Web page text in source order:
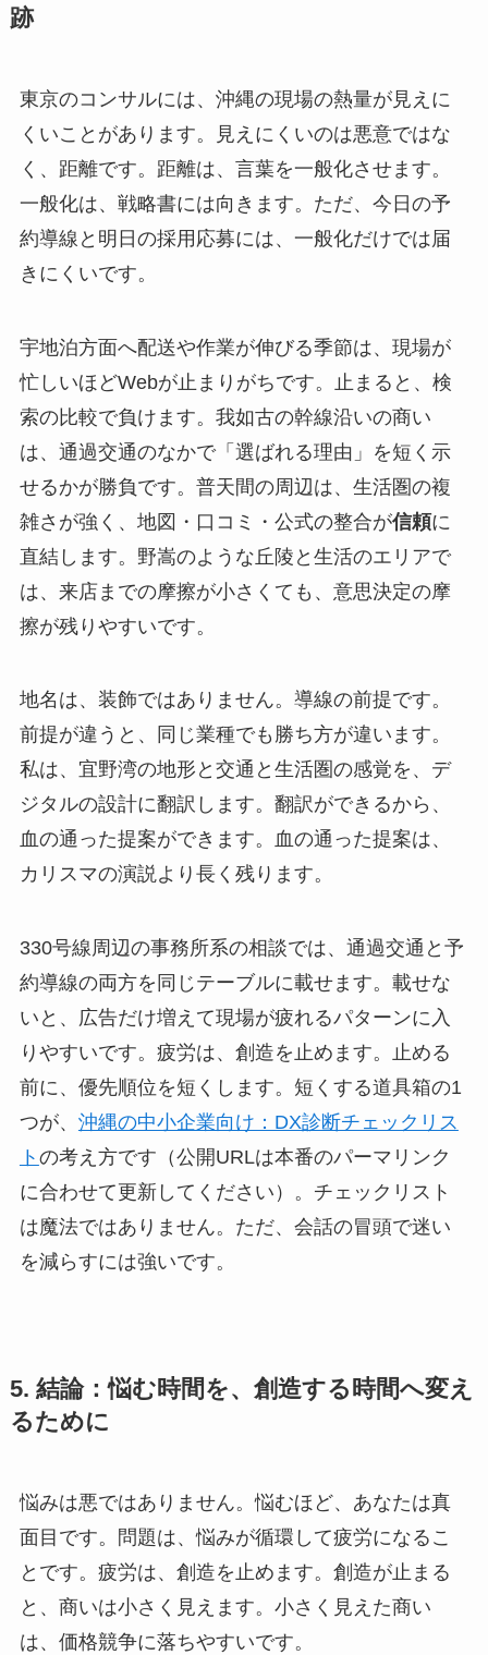
跡
東京のコンサルには、沖縄の現場の熱量が見えに
くいことがあります。見えにくいのは悪意ではな
く、距離です。距離は、言葉を一般化させます。
一般化は、戦略書には向きます。ただ、今日の予
約導線と明日の採用応募には、一般化だけでは届
きにくいです。
宇地泊方面へ配送や作業が伸びる季節は、現場が
忙しいほどWebが止まりがちです。止まると、検
索の比較で負けます。我如古の幹線沿いの商い
は、通過交通のなかで「選ばれる理由」を短く示
せるかが勝負です。普天間の周辺は、生活圏の複
雑さが強く、地図・口コミ・公式の整合が信頼に
直結します。野嵩のような丘陵と生活のエリアで
は、来店までの摩擦が小さくても、意思決定の摩
擦が残りやすいです。
地名は、装飾ではありません。導線の前提です。
前提が違うと、同じ業種でも勝ち方が違います。
私は、宜野湾の地形と交通と生活圏の感覚を、デ
ジタルの設計に翻訳します。翻訳ができるから、
血の通った提案ができます。血の通った提案は、
カリスマの演説より長く残ります。
330号線周辺の事務所系の相談では、通過交通と予
約導線の両方を同じテーブルに載せます。載せな
いと、広告だけ増えて現場が疲れるパターンに入
りやすいです。疲労は、創造を止めます。止める
前に、優先順位を短くします。短くする道具箱の1
つが、 沖縄の中小企業向け：DX診断チェックリス
ト の考え方です（公開URLは本番のパーマリンク
に合わせて更新してください）。チェックリスト
は魔法ではありません。ただ、会話の冒頭で迷い
を減らすには強いです。
5. 結論：悩む時間を、創造する時間へ変え
るために
悩みは悪ではありません。悩むほど、あなたは真
面目です。問題は、悩みが循環して疲労になるこ
とです。疲労は、創造を止めます。創造が止まる
と、商いは小さく見えます。小さく見えた商い
は、価格競争に落ちやすいです。